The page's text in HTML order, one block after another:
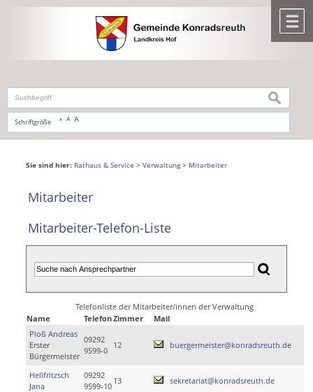
,zur Navigationoderzur Startseitespringen.
Schriftgröße A A A
suchen
Sie sind hier: Rathaus & Service > Verwaltung> Mitarbeiter
Mitarbeiter
Mitarbeiter-Telefon-Liste
Telefonliste der Mitarbeiter/innen der Verwaltung
Name
TelefonZimmer
Mail
Ploß Andreas
Erster
Bürgermeister
09292
9599-0
12 buergermeister@konradsreuth.de
Hellfritzsch
Jana
09292
9599-10
13 sekretariat@konradsreuth.de